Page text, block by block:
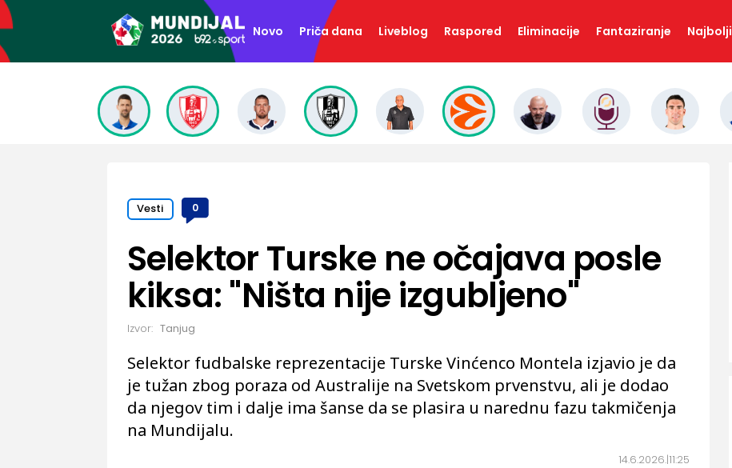
Novo Priča dana Liveblog Raspored Eliminacije Fantaziranje Najbolji
Vesti 0
14.6.2026. 11:25
Selektor Turske ne očajava posle
kiksa: "Ništa nije izgubljeno"
Selektor fudbalske reprezentacije Turske Vinćenco Montela izjavio je da
je tužan zbog poraza od Australije na Svetskom prvenstvu, ali je dodao
da njegov tim i dalje ima šanse da se plasira u narednu fazu takmičenja
na Mundijalu.
Izvor: Tanjug